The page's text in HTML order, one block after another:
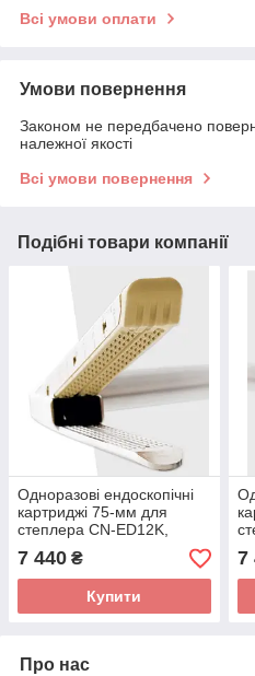
Всі умови оплати
Умови повернення
Законом не передбачено
належної якості
Всі умови повернення
Подібні товари компанії
Одноразові ендоскопічні
картриджі 75-мм для
степлера CN-ED12K,
4,0/4,5/5,0мм/73мм
чорний
7 440 ₴
Купити
7
Про нас